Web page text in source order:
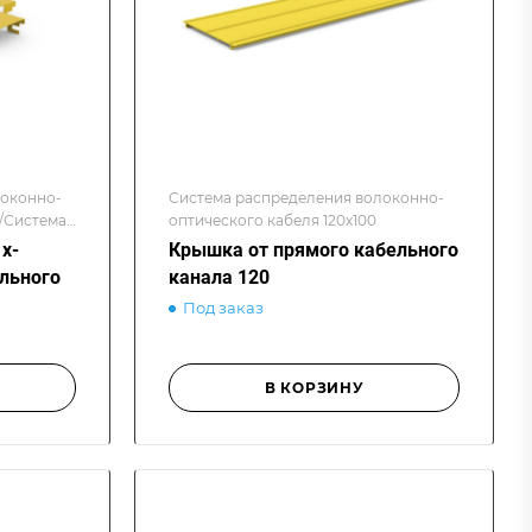
Система
Система распределения волоконно-
оптического кабеля 120х100
Крышка от прямого кабельного
канала 120
Под заказ
В КОРЗИНУ